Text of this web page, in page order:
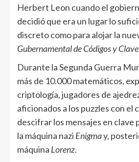
Herbert Leon cuando el
decidió que era un lugar lo
discreto como para alojar la
Gubernamental de Códigos y
Durante la Segunda Guerra
más de 10.000 matemáticos,
criptología, jugadores de
aficionados a los puzzles con el
descifrar los mensajes en clave
la máquina nazi Enigmay,
máquina Lorenz.